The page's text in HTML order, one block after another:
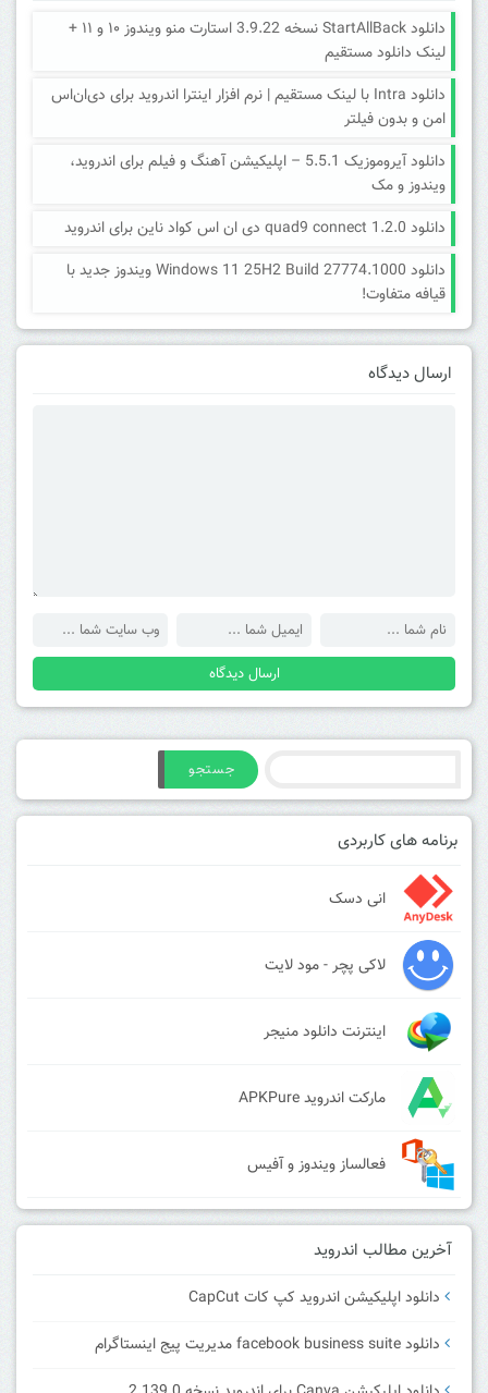
دانلود StartAllBack نسخه 3.9.22 استارت منو ویندوز ۱۰ و ۱۱ +
لینک دانلود مستقیم
دانلود Intra با لینک مستقیم | نرم افزار اینترا اندروید برای دی‌ان‌اس
امن و بدون فیلتر
دانلود آیروموزیک 5.5.1 – اپلیکیشن آهنگ و فیلم برای اندروید،
ویندوز و مک
دانلود quad9 connect 1.2.0 دی ان اس کواد ناین برای اندروید
دانلود Windows 11 25H2 Build 27774.1000 ویندوز جدید با
قیافه متفاوت!
ارسال دیدگاه
جستجو
برنامه های کاربردی
انی دسک
لاکی پچر - مود لایت
اینترنت دانلود منیجر
مارکت اندروید APKPure
فعالساز ویندوز و آفیس
آخرین مطالب اندروید
دانلود اپلیکیشن اندروید کپ کات CapCut
دانلود facebook business suite مدیریت پیج اینستاگرام